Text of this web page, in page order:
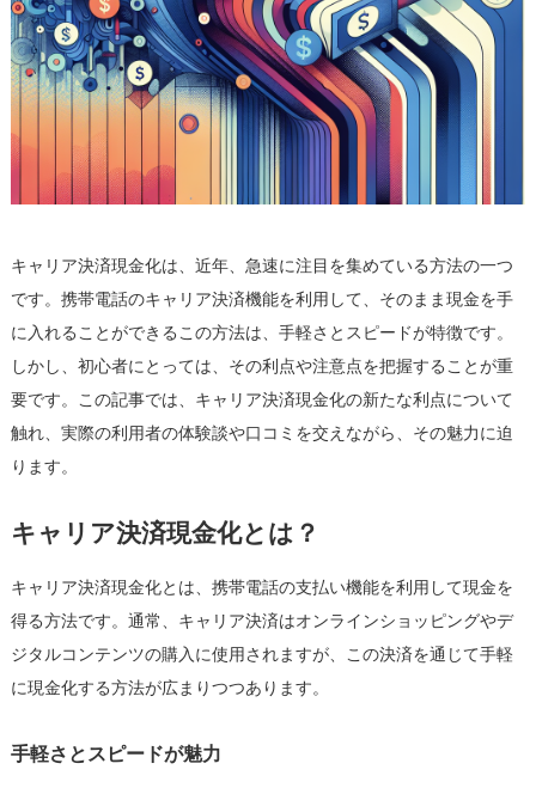
体
験
談
—
実
口
ミ
を
基
キャリア決済現金化は、近年、急速に注目を集めている方法の一つ
です。携帯電話のキャリア決済機能を利用して、そのまま現金を手
に入れることができるこの方法は、手軽さとスピードが特徴です。
しかし、初心者にとっては、その利点や注意点を把握することが重
要です。この記事では、キャリア決済現金化の新たな利点について
触れ、実際の利用者の体験談や口コミを交えながら、その魅力に迫
ります。
キャリア決済現金化とは？
キャリア決済現金化とは、携帯電話の支払い機能を利用して現金を
得る方法です。通常、キャリア決済はオンラインショッピングやデ
ジタルコンテンツの購入に使用されますが、この決済を通じて手軽
に現金化する方法が広まりつつあります。
手軽さとスピードが魅力